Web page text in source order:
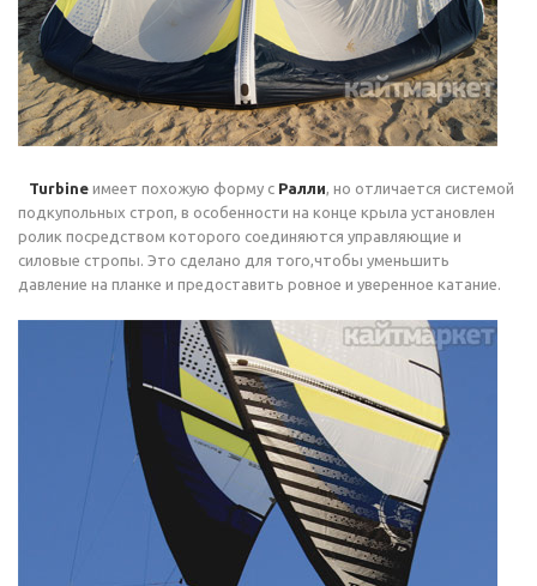
Turbine имеет похожую форму с Ралли, но отличается системой
подкупольных строп, в особенности на конце крыла установлен
ролик посредством которого соединяются управляющие и
силовые стропы. Это сделано для того,чтобы уменьшить
давление на планке и предоставить ровное и уверенное катание.